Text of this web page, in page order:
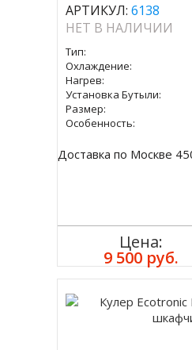
АРТИКУЛ: 6138
НЕТ В НАЛИЧИИ
Тип:
Охлаждение:
Нагрев:
Установка Бутыли:
Размер:
Особенность:
Доставка по Москве
Цена:
9 500 руб.